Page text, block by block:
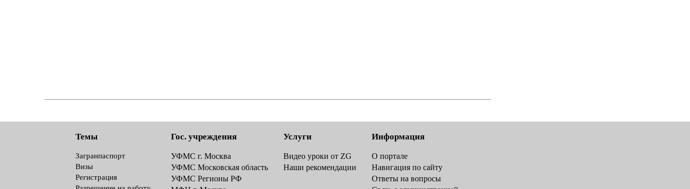
Темы
Загранпаспорт
Визы
Регистрация
Гос. учреждения
УФМС г. Москва
УФМС Московская область
УФМС Регионы РФ
Услуги
Видео уроки от ZG
Наши рекомендации
Информация
О портале
Навигация по сайту
Ответы на вопросы